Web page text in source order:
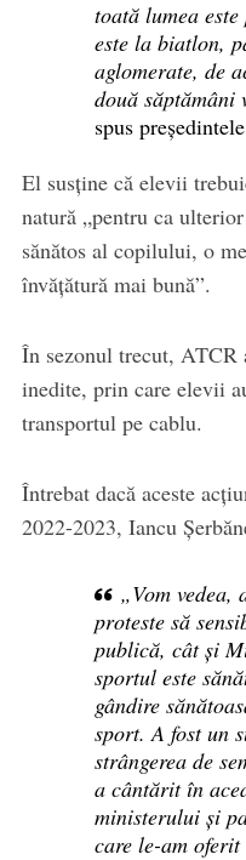
toată lumea
este la biatlon,
aglomerate, de
două săptămâni
spus
El susține că elevii
natură „pentru ca
sănătos al copilului, o
învățătură mai bună”.
În sezonul trecut, ATCR
inedite, prin care elevii
transportul pe cablu.
Întrebat dacă aceste
2022-2023, Iancu
„Vom vedea,
proteste să
publică, cât și
sportul este
gândire
sport. A fost un
strângerea de
a cântărit în
ministerului și
care le-am